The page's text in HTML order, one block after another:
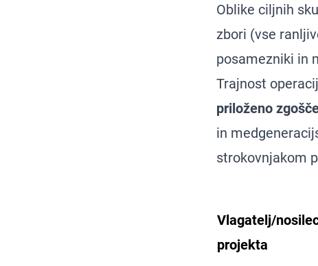
Oblike ciljnih
zbori (vse
posamezniki in
Trajnost
priloženo
in
strokovnjakom
Vlagatelj/
projekta